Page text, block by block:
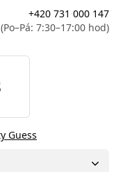
+420 731 000 147
(Po–Pá: 7:30–17:00 hod)
Guess